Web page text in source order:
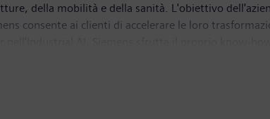
della mobilità e della sanità. L'obiettivo
consente ai clienti di accelerare le loro
concreti, rendendo l’IA accessibile per molteplici
leader di tecnologia medica a livello mondiale,